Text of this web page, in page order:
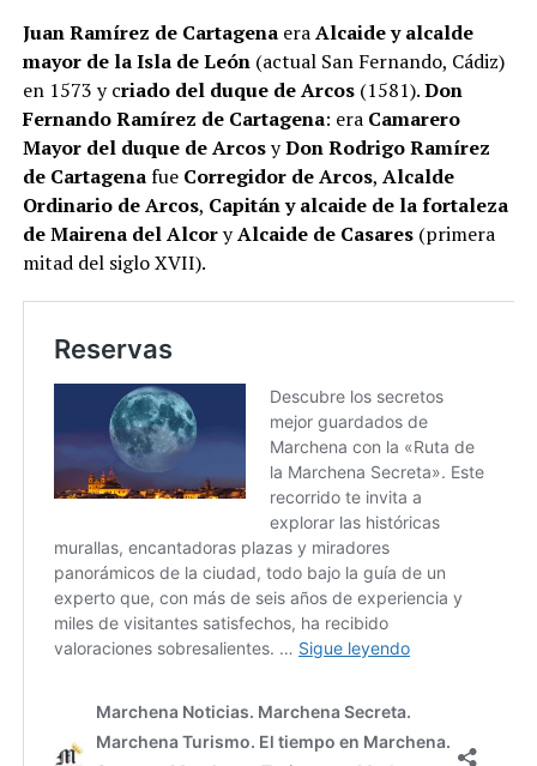
Juan Ramírez de CartagenaeraAlcaide y alcalde
mayor de la Isla de León(actual San Fernando, Cádiz)
en 1573 y criado del duque de Arcos(1581).Don
Fernando Ramírez de Cartagena: era Camarero
Mayor del duque de ArcosyDon Rodrigo Ramírez
de Cartagenafue Corregidor de Arcos, Alcalde
Ordinario de Arcos, Capitán y alcaide de la fortaleza
de Mairena del AlcoryAlcaide de Casares(primera
mitad del siglo XVII).